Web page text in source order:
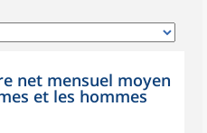
net mensuel moyen
et les hommes